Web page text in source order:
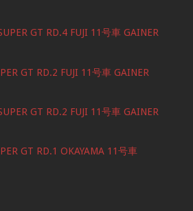
GT RD.4 FUJI 11号車 GAINER
GT RD.2 FUJI 11号車 GAINER
GT RD.2 FUJI 11号車 GAINER
GT RD.1 OKAYAMA 11号車